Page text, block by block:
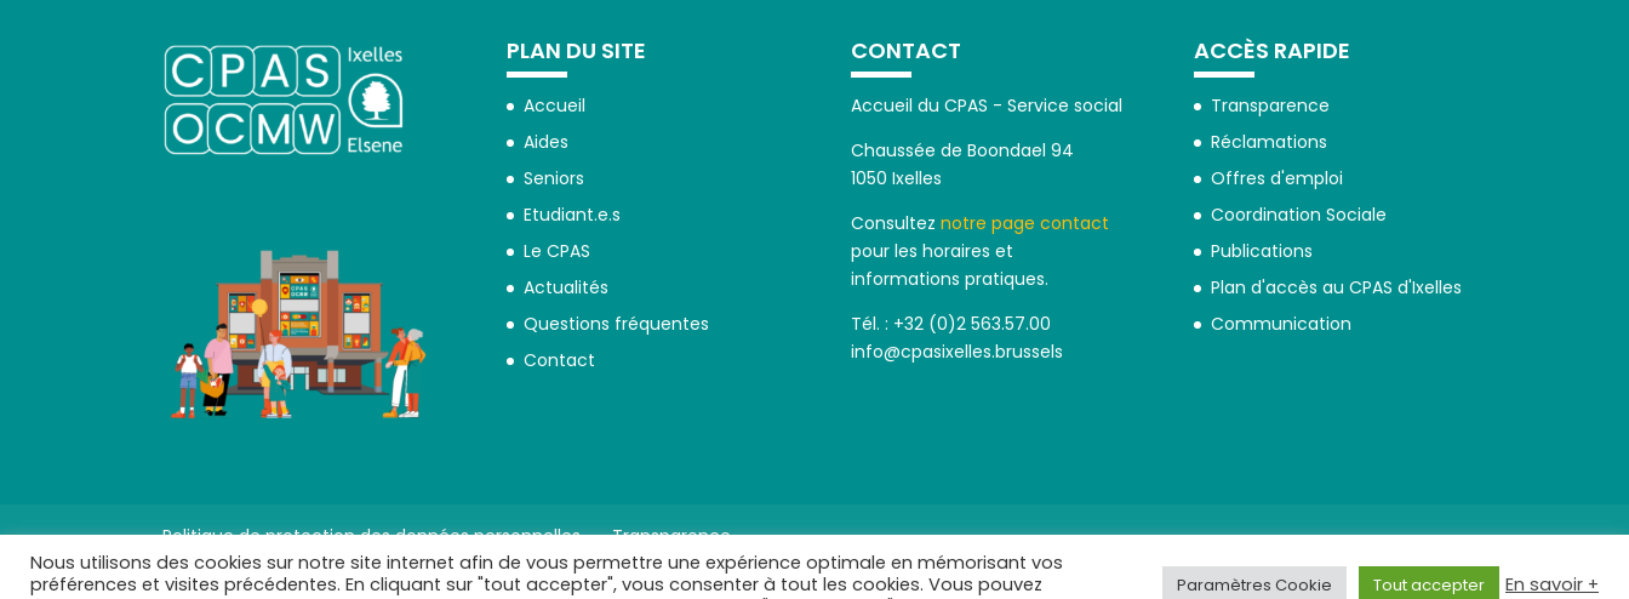
PLAN DU SITE
Accueil
Aides
Seniors
Etudiant.e.s
Le CPAS
Actualités
Questions fréquentes
Contact
CONTACT
Accueil du CPAS - Service social
Chaussée de Boondael 94
1050 Ixelles
Consultez notre page contact
pour les horaires et
informations pratiques.
Tél. : +32 (0)2 563.57.00
info@cpasixelles.brussels
ACCÈS RAPIDE
Transparence
Réclamations
Offres d'emploi
Coordination Sociale
Publications
Plan d'accès au CPAS d'Ixelles
Communication
Politique de protection des données personnelles Transparence
Nous utilisons des cookies sur notre site internet afin de vous permettre une expérience optimale en mémorisant vos
préférences et visites précédentes. En cliquant sur "tout accepter", vous consenter à tout les cookies. Vous pouvez
Paramètres Cookie Tout accepter En savoir +